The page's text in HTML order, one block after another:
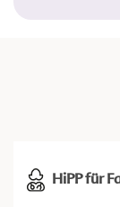
HiPP für